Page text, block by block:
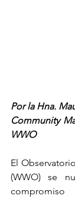
Por la Hna.
Community
WWO
El
(WWO) se
compromiso